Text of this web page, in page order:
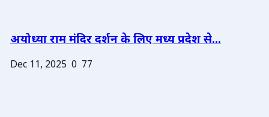
अयोध्या राम मंदिर दर्शन के लिए मध्य प्रदेश से...
Dec 11, 2025 0 77